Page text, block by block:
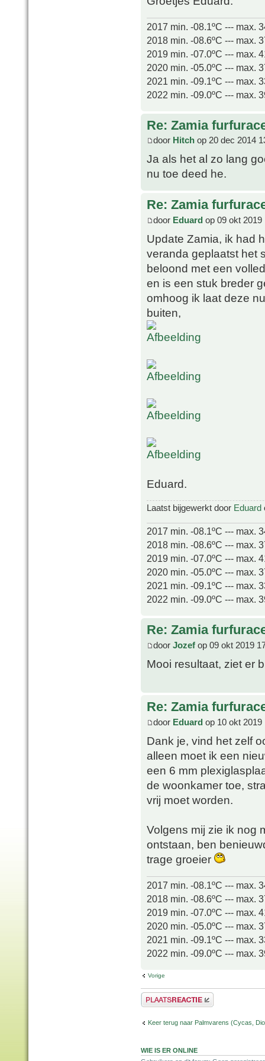
2017 min. -08.1ºC --- max.
2018 min. -08.6ºC --- max.
2019 min. -07.0ºC --- max.
2020 min. -05.0ºC --- max.
2021 min. -09.1ºC --- max.
2022 min. -09.0ºC --- max.
Re: Zamia
door Hitch op 20 dec 2014
Ja als het al zo lang
nu toe deed he.
Re: Zamia
door Eduard op 09 okt 2019
Update Zamia, ik had
veranda geplaatst het
beloond met een
en is een stuk breder
omhoog ik laat deze
buiten,
Eduard.
Laatst bijgewerkt door Eduard
2017 min. -08.1ºC --- max.
2018 min. -08.6ºC --- max.
2019 min. -07.0ºC --- max.
2020 min. -05.0ºC --- max.
2021 min. -09.1ºC --- max.
2022 min. -09.0ºC --- max.
Re: Zamia
door Jozef op 09 okt 2019
Mooi resultaat, ziet er
Re: Zamia
door Eduard op 10 okt 2019
Dank je, vind het zelf
alleen moet ik een
een 6 mm
de woonkamer toe,
vrij moet worden.
Volgens mij zie ik nog
ontstaan, ben
trage groeier
2017 min. -08.1ºC --- max.
2018 min. -08.6ºC --- max.
2019 min. -07.0ºC --- max.
2020 min. -05.0ºC --- max.
2021 min. -09.1ºC --- max.
2022 min. -09.0ºC --- max.
Vorige
Plaats een reactie
Keer terug naar Palmvarens (Cycas,
WIE IS ER ONLINE